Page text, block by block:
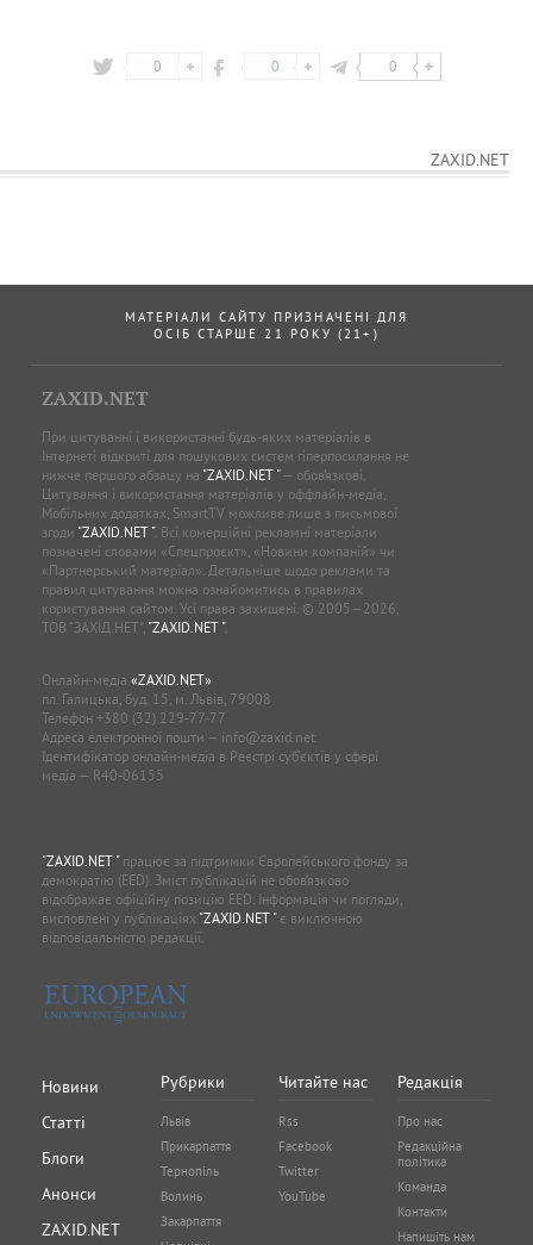
0 0 0
ZAXID.NET
МАТЕРІАЛИ САЙТУ ПРИЗНАЧЕНІ ДЛЯ
ОСІБ СТАРШЕ 21 РОКУ (21+)
ZAXID.NET
При цитуванні і використанні будь-яких матеріалів в
Інтернеті відкриті для пошукових систем гіперпосилання не
нижче першого абзацу на "ZAXID.NET "— обов’язкові.
Цитування і використання матеріалів у оффлайн-медіа,
Мобільних додатках, SmartTV можливе лише з письмової
згоди "ZAXID.NET ". Всі комерційні рекламні матеріали
позначені словами «Спецпроєкт», «Новини компаній» чи
«Партнерський матеріал». Детальніше щодо реклами та
правил цитування можна ознайомитись в правилах
користування сайтом. Усі права захищені. © 2005—2026,
ТОВ “ЗАХІД.НЕТ”, "ZAXID.NET ".
Онлайн-медіа «ZAXID.NET»
пл. Галицька, буд. 15, м. Львів, 79008
Телефон +380 (32) 229-77-77
Адреса електронної пошти — info@zaxid.net
Ідентифікатор онлайн-медіа в Реєстрі суб'єктів у сфері
медіа — R40-06155
"ZAXID.NET "працює за підтримки Європейського фонду за
демократію (EED). Зміст публікацій не обов’язково
відображає офіційну позицію EED. Інформація чи погляди,
висловлені у публікаціях "ZAXID.NET "є виключною
відповідальністю редакції.
Новини
Статті
Блоги
Анонси
ZAXID.NET
Рубрики
Львів
Прикарпаття
Тернопіль
Волинь
Закарпаття
Читайте нас
Rss
Facebook
Twitter
YouTube
Редакція
Про нас
Редакційна
політика
Команда
Контакти
Напишіть нам